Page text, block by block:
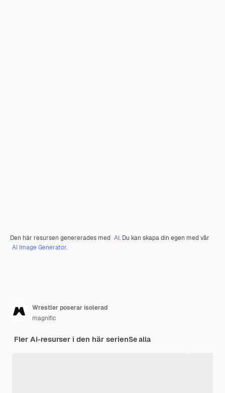
Den här resursen genererades med AI. Du kan skapa din egen med vår
AI Image Generator.
Wrestler poserar isolerad
magnific
Fler AI-resurser i den här serienSe alla